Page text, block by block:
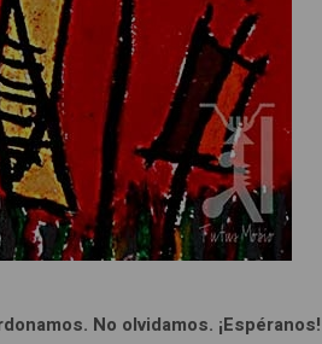
No olvidamos. ¡Espéranos!